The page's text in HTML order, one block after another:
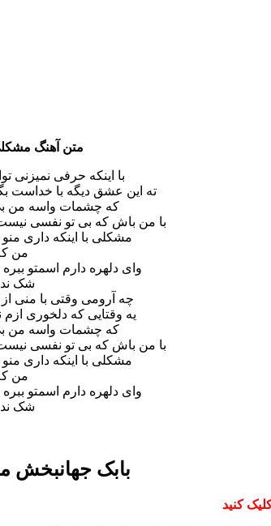
متن آهنگ
با اینکه حرفی
ته این عشق دیگه با
که چشمات واسه من بی
با من باش که بی تو نفسی
مشکلی با اینکه داری
من
وای دلهره دارم اسمتو
شک
چه آرومی وقتی با منی
یه وقتایی که دلخوری
که چشمات واسه من بی
با من باش که بی تو نفسی
مشکلی با اینکه داری
من
وای دلهره دارم اسمتو
شک
بابک جهانبخش
کنید